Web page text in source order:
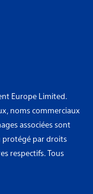
Europe Limited.
noms commerciaux
associées sont
protégé par droits
respectifs. Tous